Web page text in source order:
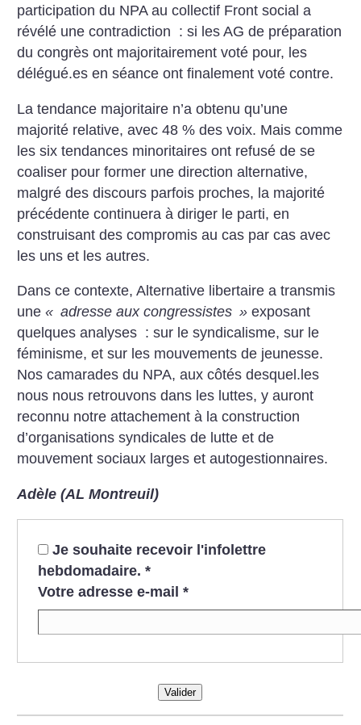
participation du NPA au collectif Front social a
révélé une contradiction : si les AG de préparation
du congrès ont majoritairement voté pour, les
délégué.es en séance ont finalement voté contre.
La tendance majoritaire n’a obtenu qu’une
majorité relative, avec 48 % des voix. Mais comme
les six tendances minoritaires ont refusé de se
coaliser pour former une direction alternative,
malgré des discours parfois proches, la majorité
précédente continuera à diriger le parti, en
construisant des compromis au cas par cas avec
les uns et les autres.
Dans ce contexte, Alternative libertaire a transmis
une« adresse aux congressistes » exposant
quelques analyses : sur le syndicalisme, sur le
féminisme, et sur les mouvements de jeunesse.
Nos camarades du NPA, aux côtés desquel.les
nous nous retrou­vons dans les luttes, y auront
reconnu notre attachement à la construction
d’organisations syndicales de lutte et de
mouvement sociaux larges et autogestionnaires.
Adèle (AL Montreuil)
Je souhaite recevoir l'infolettre
hebdomadaire. *
Votre adresse e-mail *
Valider